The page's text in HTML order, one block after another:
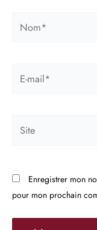
mail*
Enregistrer mon
pour mon prochain